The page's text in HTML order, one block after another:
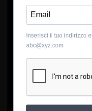
Inserisci il tuo indirizzo
abc@xyz.com